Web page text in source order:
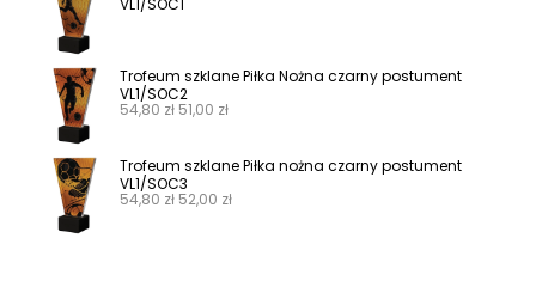
VL1/SOC1
Trofeum szklane Piłka Nożna czarny postument
VL1/SOC2
54,80 zł 51,00 zł
Trofeum szklane Piłka nożna czarny postument
VL1/SOC3
54,80 zł 52,00 zł